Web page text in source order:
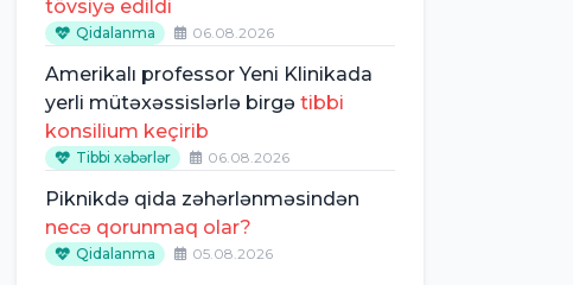
tövsiyə edildi
Qidalanma 06.08.2026
Amerikalı professor Yeni Klinikada
yerli mütəxəssislərlə birgətibbi
konsilium keçirib
Tibbi xəbərlər 06.08.2026
Piknikdə qida zəhərlənməsindən
necə qorunmaq olar?
Qidalanma 05.08.2026